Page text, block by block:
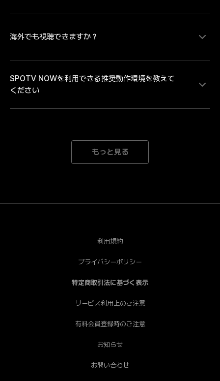
録をしていただければどなたでも無料で視聴いただけま
登録後に有料会員への登録が必要となります。
お支払い方法のご登録にあたり Android端末のアプリか
play決済」 iOS端末のアプリからお支払い方法をご登録
のため、「クレジット/デビットカード、モバイルキャ
パス」の購入をご希望の場合は、SPOTV NOWのWEB
ページからお手続きを進めてください。※ご登録完了後
は、ご登録のメールアドレスとパスワードにてログイン
各アカウントには、1人のユーザーのみがアクセスでき
と、自動的にログアウトされます。
海外でも視聴できますか？
SPOTV NOWは日本向けのサービスです。海外ではご
利用いただけません。中継権と著作権の範囲外にある海
外では、接続を遮断しております。海外中継者の権利を
解とご了承のほどよろしくお願いいたします。
SPOTV NOWを利用できる推奨動作環境を教えて
ください
以上のデバイスをご利用の場合でも、機器の性能が低下
された場合にはご利用になれない場合がございます。
す。
もっと見る
利用規約
プライバシーポリシー
特定商取引法に基づく表示
サービス利用上のご注意
有料会員登録時のご注意
お知らせ
お問い合わせ